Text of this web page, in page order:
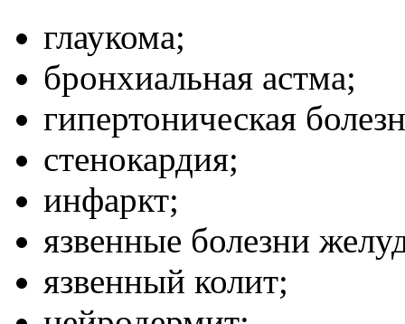
глаукома;
бронхиальная астма;
гипертоническая
стенокардия;
инфаркт;
язвенные болезни
язвенный колит;